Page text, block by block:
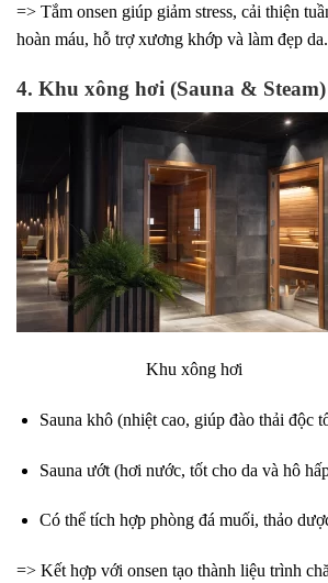
=> Tắm onsen giúp giảm stress, cải thiện
hoàn máu, hỗ trợ xương khớp và làm đẹp da.
4. Khu xông hơi (Sauna & Steam)
Khu xông hơi
Sauna khô (nhiệt cao, giúp đào thải độc
Sauna ướt (hơi nước, tốt cho da và hô
Có thể tích hợp phòng đá muối, thảo
=> Kết hợp với onsen tạo thành liệu trình